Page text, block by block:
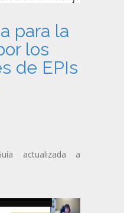
para la
los
de EPIs
actualizada a